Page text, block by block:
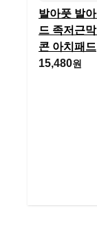
발아풋 발
드 족저근막
콘 아치패드
15,480원